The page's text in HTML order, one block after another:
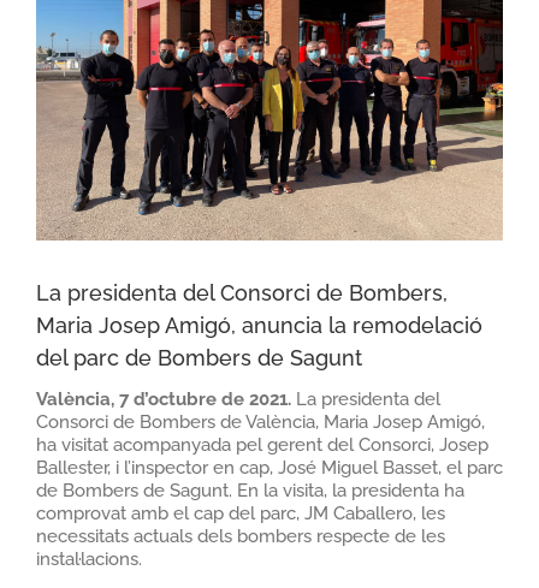
La presidenta del Consorci de Bombers,
Maria Josep Amigó, anuncia la remodelació
del parc de Bombers de Sagunt
València, 7 d’octubre de 2021. La presidenta del
Consorci de Bombers de València, Maria Josep Amigó,
ha visitat acompanyada pel gerent del Consorci, Josep
Ballester, i l’inspector en cap, José Miguel Basset, el parc
de Bombers de Sagunt. En la visita, la presidenta ha
comprovat amb el cap del parc, JM Caballero, les
necessitats actuals dels bombers respecte de les
instal·lacions.